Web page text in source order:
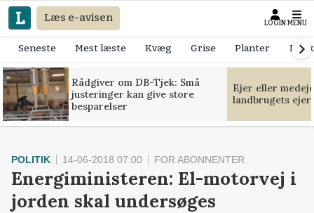
Læs e-avisen LOGIN MENU
Seneste Mest læste Kvæg Grise Planter
Rådgiver om DB-Tjek: Små
justeringer kan give store
besparelser
Ejer eller
landbrugets
POLITIK 14-06-2018 07:00 FOR ABONNENTER
Energiministeren: El-motorvej i
jorden skal undersøges